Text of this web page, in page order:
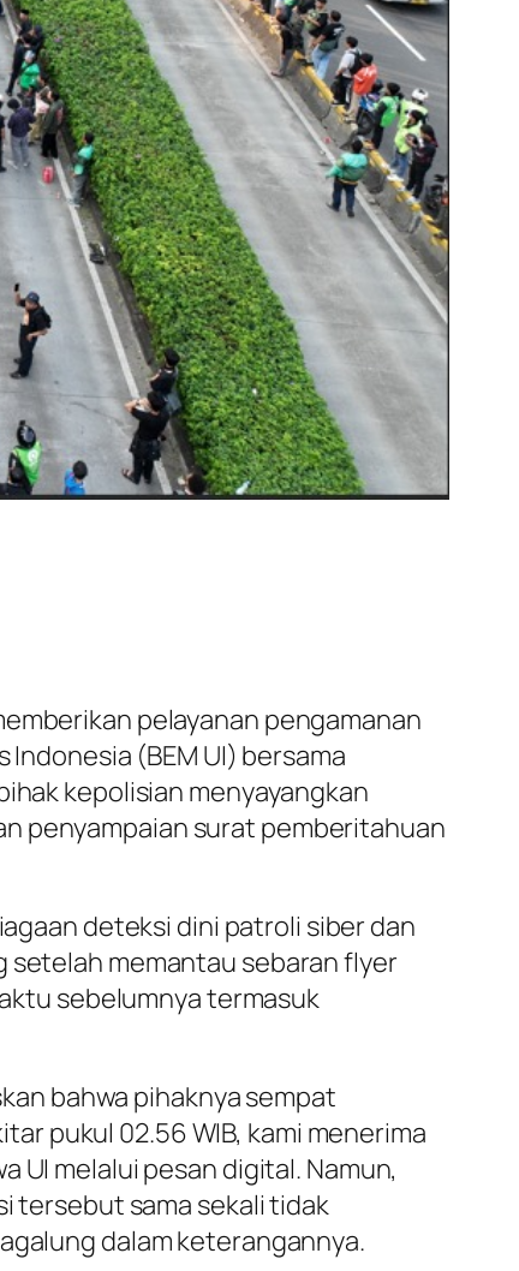
pelayanan pengamanan
(BEM UI) bersama
kepolisian menyayangkan
penyampaian surat pemberitahuan
deteksi dini patroli siber dan
setelah memantau sebaran flyer
sebelumnya termasuk
bahwa pihaknya sempat
pukul 02.56 WIB, kami menerima
UI melalui pesan digital. Namun,
tersebut sama sekali tidak
dalam keterangannya.